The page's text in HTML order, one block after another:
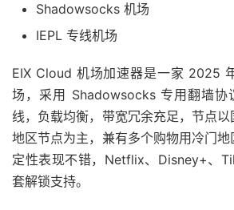
Shadowsocks 机场
IEPL 专线机场
EIX Cloud 机场加速器是一家 2025
场，采用 Shadowsocks 专用翻墙协
线，负载均衡，带宽冗余充足，节点以
地区节点为主，兼有多个购物用冷门
定性表现不错，Netflix、Disney+、
套解锁支持。